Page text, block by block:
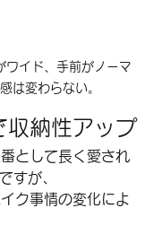
ワイド、手前がノーマ
は変わらない。
収納性アップ
として長く愛され
すが、
ク事情の変化によ